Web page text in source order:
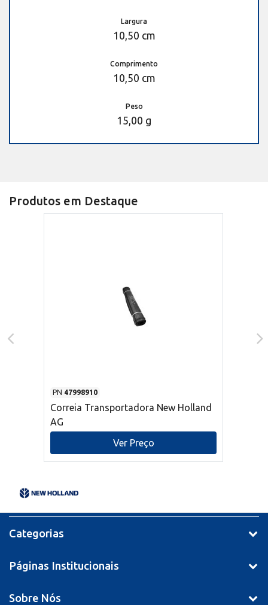
Largura
10,50 cm
Comprimento
10,50 cm
Peso
15,00 g
Produtos em Destaque
PN 47998910
Correia Transportadora New Holland
AG
Ver Preço
Categorias
Páginas Institucionais
Sobre Nós